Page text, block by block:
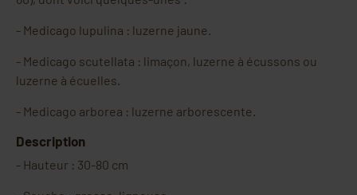
- Medicago lupulina : luzerne jaune.
- Medicago scutellata : limaçon, luzerne à écussons ou
luzerne à écuelles.
- Medicago arborea : luzerne arborescente.
Description
- Hauteur : 30-80 cm